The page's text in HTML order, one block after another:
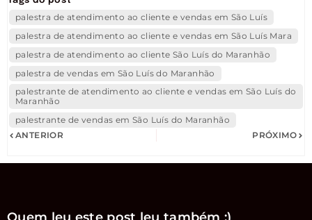
palestra de atendimento ao cliente e vendas em São Luís
palestra de atendimento ao cliente e vendas em São Luís Mara
palestra de atendimento ao cliente São Luís do Maranhão
palestra de vendas em São Luís do Maranhão
palestrante de atendimento ao cliente e vendas em São Luís do
Maranhão
palestrante de vendas em São Luís do Maranhão
ANTERIOR
PRÓXIMO